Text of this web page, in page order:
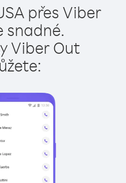
přes Viber
snadné.
Viber Out